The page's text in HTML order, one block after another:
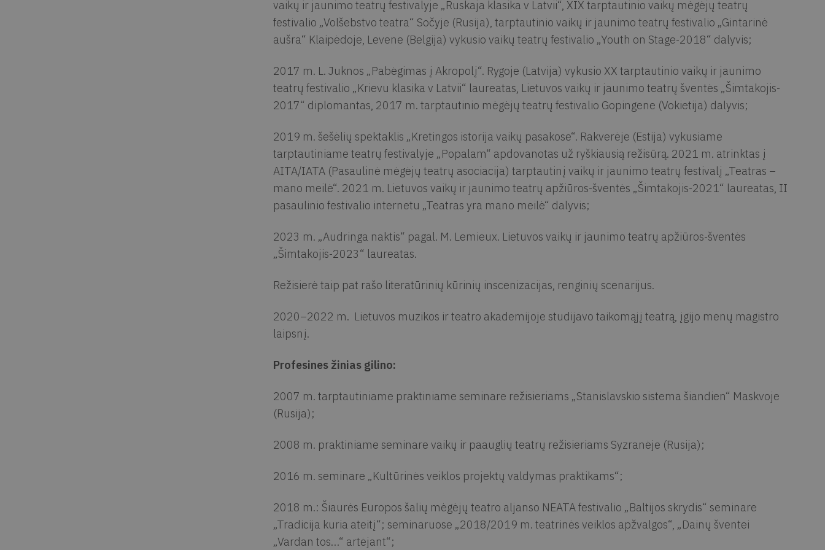
vaikų ir jaunimo teatrų festivalyje „Ruskaja klasika v Latvii“, XIX tarptautinio vaikų mėgėjų teatrų
festivalio „Volšebstvo teatra“ Sočyje (Rusija), tarptautinio vaikų ir jaunimo teatrų festivalio „Gintarinė
aušra“ Klaipėdoje, Levene (Belgija) vykusio vaikų teatrų festivalio „Youth on Stage-2018“ dalyvis;
2017 m. L. Juknos „Pabėgimas į Akropolį“. Rygoje (Latvija) vykusio XX tarptautinio vaikų ir jaunimo
teatrų festivalio „Krievu klasika v Latvii“ laureatas, Lietuvos vaikų ir jaunimo teatrų šventės „Šimtakojis-
2017“ diplomantas, 2017 m. tarptautinio mėgėjų teatrų festivalio Gopingene (Vokietija) dalyvis;
2019 m. šešėlių spektaklis „Kretingos istorija vaikų pasakose“. Rakverėje (Estija) vykusiame
tarptautiniame teatrų festivalyje „Popalam“ apdovanotas už ryškiausią režisūrą. 2021 m. atrinktas į
AITA/IATA (Pasaulinė mėgėjų teatrų asociacija) tarptautinį vaikų ir jaunimo teatrų festivalį „Teatras –
mano meilė“. 2021 m. Lietuvos vaikų ir jaunimo teatrų apžiūros-šventės „Šimtakojis-2021“ laureatas, II
pasaulinio festivalio internetu „Teatras yra mano meilė“ dalyvis;
2023 m. „Audringa naktis“ pagal. M. Lemieux. Lietuvos vaikų ir jaunimo teatrų apžiūros-šventės
„Šimtakojis-2023“ laureatas.
Režisierė taip pat rašo literatūrinių kūrinių inscenizacijas, renginių scenarijus.
2020–2022 m. Lietuvos muzikos ir teatro akademijoje studijavo taikomąjį teatrą, įgijo menų magistro
laipsnį.
Profesines žinias gilino:
2007 m. tarptautiniame praktiniame seminare režisieriams „Stanislavskio sistema šiandien“ Maskvoje
(Rusija);
2008 m. praktiniame seminare vaikų ir paauglių teatrų režisieriams Syzranėje (Rusija);
2016 m. seminare „Kultūrinės veiklos projektų valdymas praktikams“;
2018 m.: Šiaurės Europos šalių mėgėjų teatro aljanso NEATA festivalio „Baltijos skrydis“ seminare
„Tradicija kuria ateitį“; seminaruose „2018/2019 m. teatrinės veiklos apžvalgos“, „Dainų šventei
„Vardan tos…“ artėjant“;